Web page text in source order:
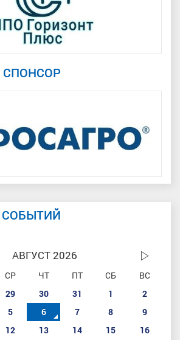
АВГУСТ 2026
СР ЧТ ПТ СБ
ВС
29 30 31 1
2
5 6 7 8
9
12 13 14 15
16